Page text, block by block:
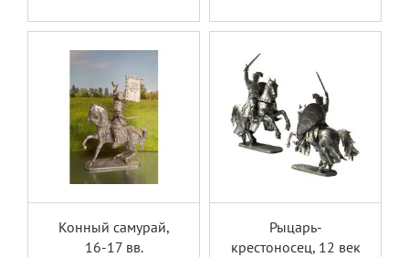
Конный самурай,
16-17 вв.
Рыцарь-
крестоносец, 12 век